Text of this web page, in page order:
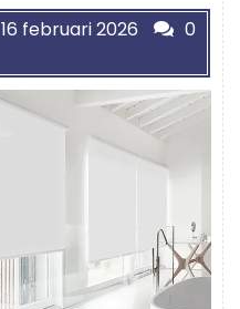
16 februari 2026
0